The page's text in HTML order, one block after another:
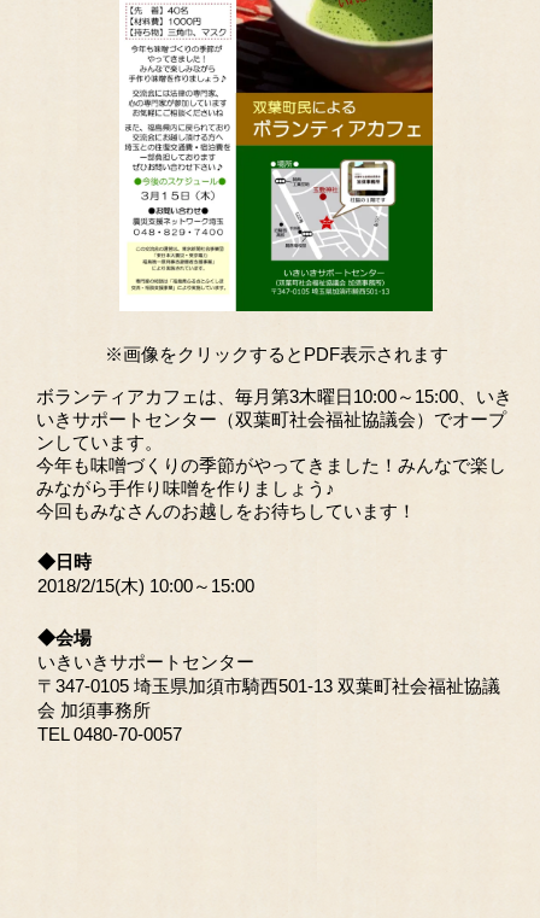
※画像をクリックするとPDF表示されます
ボランティアカフェは、毎月第3木曜日10:00～15:00、いき
いきサポートセンター（双葉町社会福祉協議会）でオープ
ンしています。
今年も味噌づくりの季節がやってきました！みんなで楽し
みながら手作り味噌を作りましょう♪
今回もみなさんのお越しをお待ちしています！
◆日時
2018/2/15(木) 10:00～15:00
◆会場
いきいきサポートセンター
〒347-0105 埼玉県加須市騎西501-13 双葉町社会福祉協議
会 加須事務所
TEL 0480-70-0057